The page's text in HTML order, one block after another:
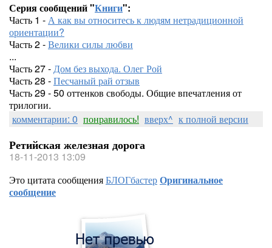
Серия сообщений "Книги":
Часть 1 -А как вы относитесь к людям нетрадиционной
ориентации?
Часть 2 -Велики силы любви
...
Часть 27 -Дом без выхода. Олег Рой
Часть 28 -Песчаный рай отзыв
Часть 29 - 50 оттенков свободы. Общие впечатления от
трилогии.
комментарии: 0 понравилось! вверх^ к полной версии
Ретийская железная дорога
18-11-2013 13:09
Это цитата сообщенияБЛОГбастерОригинальное
сообщение